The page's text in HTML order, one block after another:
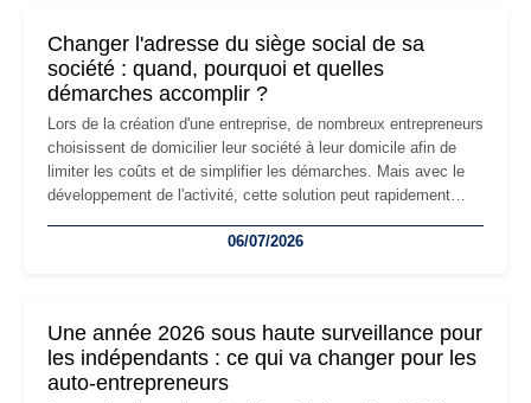
Changer l'adresse du siège social de sa
société : quand, pourquoi et quelles
démarches accomplir ?
Lors de la création d'une entreprise, de nombreux entrepreneurs
choisissent de domicilier leur société à leur domicile afin de
limiter les coûts et de simplifier les démarches. Mais avec le
développement de l'activité, cette solution peut rapidement
professionnels, recrutement, image de marque… Le
06/07/2026
Une année 2026 sous haute surveillance pour
les indépendants : ce qui va changer pour les
auto-entrepreneurs